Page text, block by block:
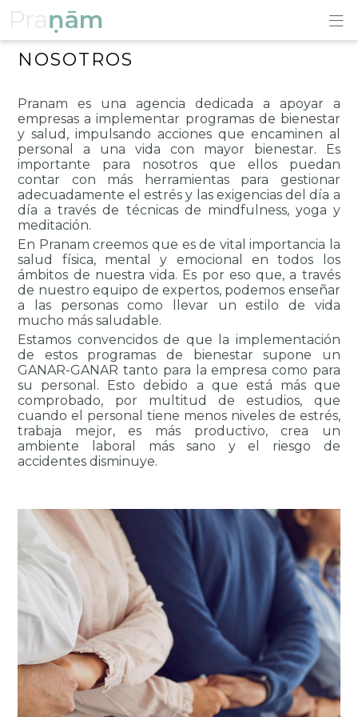
Praṇām
NOSOTROS
Pranam es una agencia dedicada a apoyar a
empresas a implementar programas de bienestar
y salud, impulsando acciones que encaminen al
personal a una vida con mayor bienestar. Es
importante para nosotros que ellos puedan
contar con más herramientas para gestionar
adecuadamente el estrés y las exigencias del día a
día a través de técnicas de mindfulness, yoga y
meditación.
En Pranam creemos que es de vital importancia la
salud física, mental y emocional en todos los
ámbitos de nuestra vida. Es por eso que, a través
de nuestro equipo de expertos, podemos enseñar
a las personas como llevar un estilo de vida
mucho más saludable.
Estamos convencidos de que la implementación
de estos programas de bienestar supone un
GANAR-GANAR tanto para la empresa como para
su personal. Esto debido a que está más que
comprobado, por multitud de estudios, que
cuando el personal tiene menos niveles de estrés,
trabaja mejor, es más productivo, crea un
ambiente laboral más sano y el riesgo de
accidentes disminuye.